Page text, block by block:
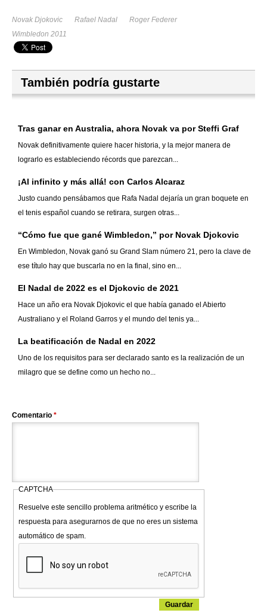
Novak Djokovic Rafael Nadal
Roger Federer
Wimbledon 2011
También podría gustarte
Tras ganar en Australia, ahora Novak va por Steffi Graf
Novak definitivamente quiere hacer historia, y la mejor manera de
lograrlo es estableciendo récords que parezcan...
¡Al infinito y más allá! con Carlos Alcaraz
Justo cuando pensábamos que Rafa Nadal dejaría un gran boquete en
el tenis español cuando se retirara, surgen otras...
“Cómo fue que gané Wimbledon,” por Novak Djokovic
En Wimbledon, Novak ganó su Grand Slam número 21, pero la clave de
ese título hay que buscarla no en la final, sino en...
El Nadal de 2022 es el Djokovic de 2021
Hace un año era Novak Djokovic el que había ganado el Abierto
Australiano y el Roland Garros y el mundo del tenis ya...
La beatificación de Nadal en 2022
Uno de los requisitos para ser declarado santo es la realización de un
milagro que se define como un hecho no...
Comentario *
CAPTCHA
Resuelve este sencillo problema aritmético y escribe la
respuesta para asegurarnos de que no eres un sistema
automático de spam.